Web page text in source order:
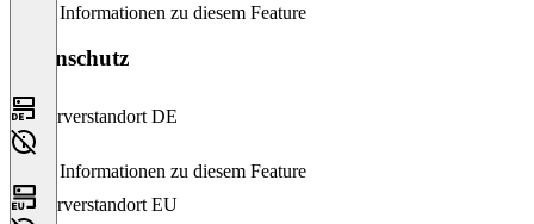
Keine Informationen zu diesem Feature
Datenschutz
Serverstandort DE
Keine Informationen zu diesem Feature
Serverstandort EU